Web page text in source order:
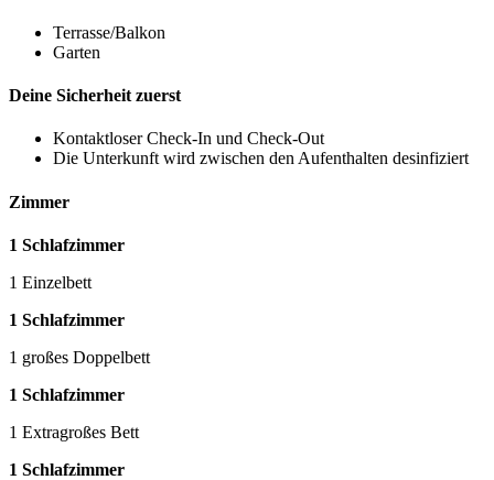
Terrasse/Balkon
Garten
Deine Sicherheit zuerst
Kontaktloser Check-In und Check-Out
Die Unterkunft wird zwischen den Aufenthalten desinfiziert
Zimmer
1 Schlafzimmer
1 Einzelbett
1 Schlafzimmer
1 großes Doppelbett
1 Schlafzimmer
1 Extragroßes Bett
1 Schlafzimmer